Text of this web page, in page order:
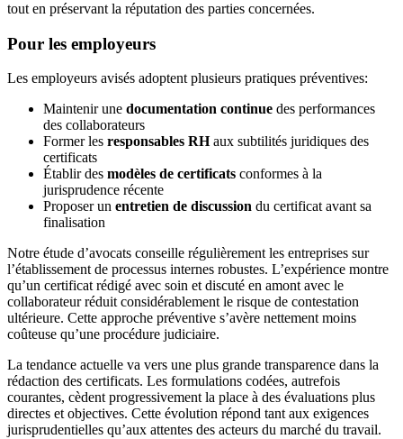
tout en préservant la réputation des parties concernées.
Pour les employeurs
Les employeurs avisés adoptent plusieurs pratiques préventives:
Maintenir une documentation continue des performances
des collaborateurs
Former les responsables RHaux subtilités juridiques des
certificats
Établir des modèles de certificats conformes à la
jurisprudence récente
Proposer un entretien de discussion du certificat avant sa
finalisation
Notre étude d’avocats conseille régulièrement les entreprises sur
l’établissement de processus internes robustes. L’expérience montre
qu’un certificat rédigé avec soin et discuté en amont avec le
collaborateur réduit considérablement le risque de contestation
ultérieure. Cette approche préventive s’avère nettement moins
coûteuse qu’une procédure judiciaire.
La tendance actuelle va vers une plus grande transparence dans la
rédaction des certificats. Les formulations codées, autrefois
courantes, cèdent progressivement la place à des évaluations plus
directes et objectives. Cette évolution répond tant aux exigences
jurisprudentielles qu’aux attentes des acteurs du marché du travail.